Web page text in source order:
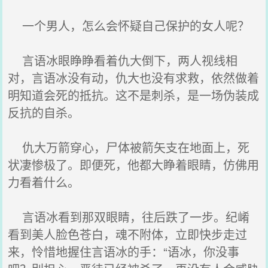
一个男人，怎么会怀疑自己保护的女人呢？
言语冰眼睁睁看着仇大倒下，两人视线相
对，言语冰没有动，仇大也没有求救，依然做着
明知道会死的抵抗。这不是刺杀，是一场伪装成
反抗的自杀。
仇大万箭穿心，尸体被箭矢支在地面上，死
状凄惨极了。即便死，他都大睁着眼睛，仿佛用
力看着什么。
言语冰看到那双眼睛，往后跌了一步。纪崤
看到美人脸色苍白，魂不附体，立即快步走过
来，怜惜地握住言语冰的手：“语冰，你没事